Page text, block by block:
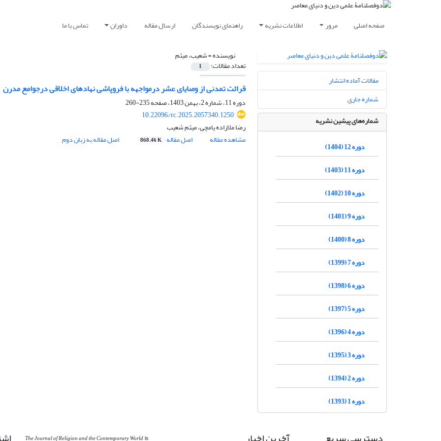
صفحه اصلی مرور اطلاعات نشریه راهنمای نویسندگان ارسال مقاله داوران تماس با ما
نویسنده =شعیب، میثم
تعداد مقالات: 1
قرائت تمدنی از وصایای عشر درمواجهه با فروپاشی نهادهای اخلاقی درجوامع مدرن
دوره 11، شماره 2، بهمن 1403، صفحه
235-260
10.22096/rc.2025.2057340.1250
رضا ملازاده یامچی، میثم شعیب
مشاهده مقاله
اصل مقاله 868.46 K اصل مقاله به زبان دوم
مقالات آماده انتشار
شماره جاری
شماره‌های پیشین نشریه
دوره 12 (1404)
دوره 11 (1403)
دوره 10 (1402)
دوره 9 (1401)
دوره 8 (1400)
دوره 7 (1399)
دوره 6 (1398)
دوره 5 (1397)
دوره 4 (1396)
دوره 3 (1395)
دوره 2 (1394)
دوره 1 (1393)
The Journal of Religion and the Contemporary World is